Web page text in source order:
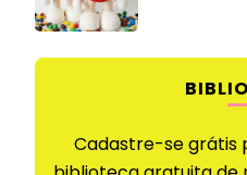
Cadastre-se grátis